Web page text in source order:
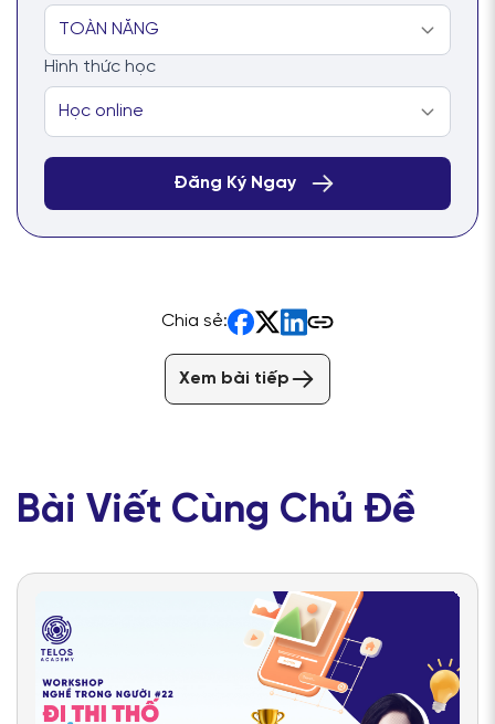
Hình thức học
Chia sẻ:
Xem bài tiếp
Bài Viết Cùng Chủ Đề